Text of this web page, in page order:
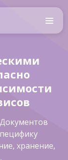
хранение,